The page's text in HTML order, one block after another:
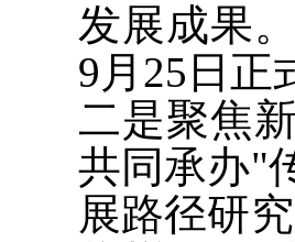
发展成果
9月25日正
二是聚焦
共同承办"
展路径研